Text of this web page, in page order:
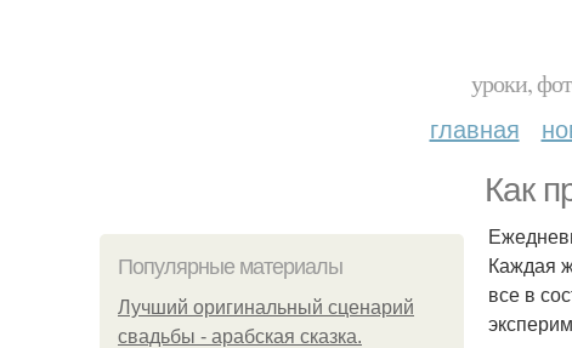
уроки,
главная
Как
Популярные материалы
Лучший оригинальный сценарий
свадьбы - арабская сказка.
Каждая
все в